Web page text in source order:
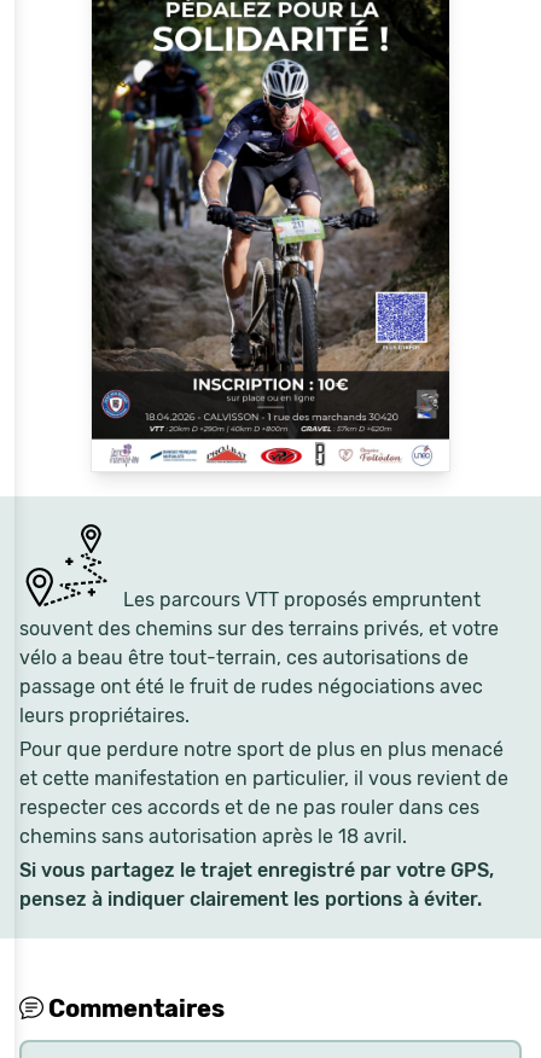
Les parcours VTT proposés empruntent
souvent des chemins sur des terrains privés, et votre
vélo a beau être tout-terrain, ces autorisations de
passage ont été le fruit de rudes négociations avec
leurs propriétaires.
Pour que perdure notre sport de plus en plus menacé
et cette manifestation en particulier, il vous revient de
respecter ces accords et de ne pas rouler dans ces
chemins sans autorisation après le 18 avril.
Si vous partagez le trajet enregistré par votre GPS,
pensez à indiquer clairement les portions à éviter.
Commentaires